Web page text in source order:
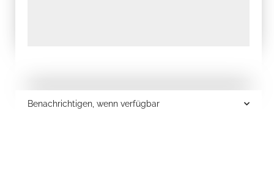
Benachrichtigen, wenn verfügbar